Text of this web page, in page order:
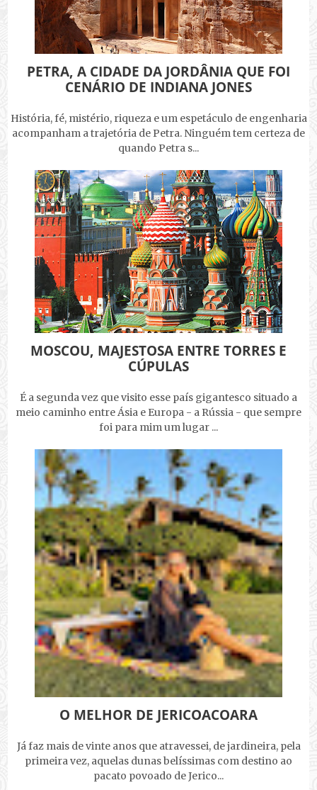
PETRA, A CIDADE DA JORDÂNIA QUE FOI
CENÁRIO DE INDIANA JONES
História, fé, mistério, riqueza e um espetáculo de engenharia
acompanham a trajetória de Petra. Ninguém tem certeza de
quando Petra s...
MOSCOU, MAJESTOSA ENTRE TORRES E
CÚPULAS
É a segunda vez que visito esse país gigantesco situado a
meio caminho entre Ásia e Europa - a Rússia - que sempre
foi para mim um lugar ...
O MELHOR DE JERICOACOARA
Já faz mais de vinte anos que atravessei, de jardineira, pela
primeira vez, aquelas dunas belíssimas com destino ao
pacato povoado de Jerico...